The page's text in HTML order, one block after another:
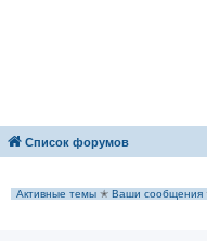
Список форумов
Активные темы ✭ Ваши сообщения